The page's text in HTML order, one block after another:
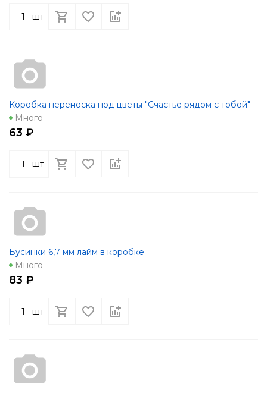
шт
Коробка переноска под цветы "Счастье рядом с тобой"
Много
63 ₽
шт
Бусинки 6,7 мм лайм в коробке
Много
83 ₽
шт